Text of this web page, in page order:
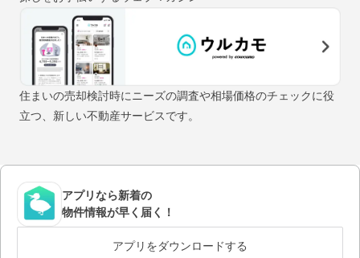
住まいの売却検討時にニーズの調査や相場価格のチェックに役
立つ、新しい不動産サービスです。
アプリなら新着の
物件情報が早く届く！
アプリをダウンロードする